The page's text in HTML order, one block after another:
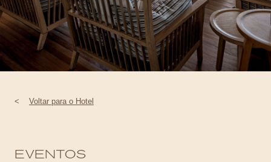
SUSTENTABILIDADE
CONTATO
< Voltar para o Hotel
EVENTOS